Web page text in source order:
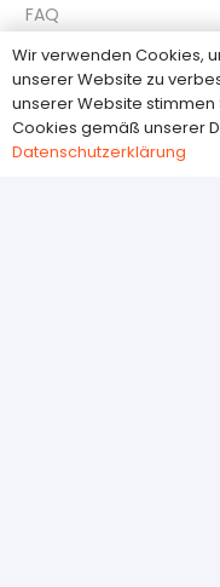
FAQ
Доставка
Zahlungsmethoden
Widerrufsbelehrung
Datenschutzerklärung
Wir verwenden Cookies,
unserer Website zu
unserer Website
Cookies gemäß unserer
Datenschutzerklärung